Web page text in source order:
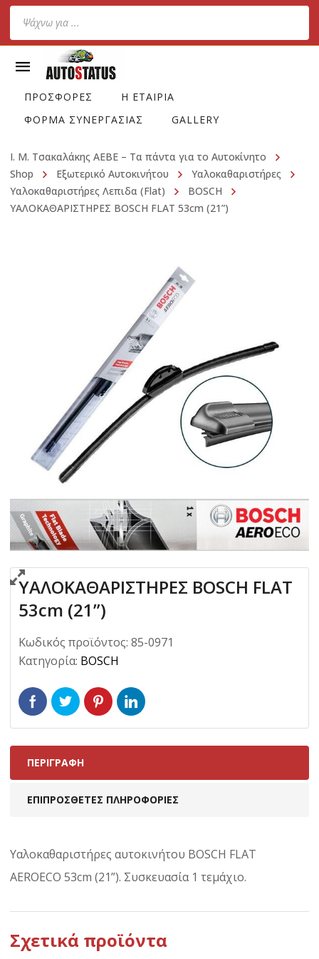
Products
search
ΠΡΟΣΦΟΡΕΣ
Η ΕΤΑΙΡΙΑ
ΦΟΡΜΑ ΣΥΝΕΡΓΑΣΙΑΣ
GALLERY
Ι. Μ. Τσακαλάκης ΑΕΒΕ – Τα πάντα για το Αυτοκίνητο
Shop
Εξωτερικό Αυτοκινήτου
Υαλοκαθαριστήρες
Υαλοκαθαριστήρες Λεπιδα (Flat)
BOSCH
ΥΑΛΟΚΑΘΑΡΙΣΤΗΡΕΣ BOSCH FLAT 53cm (21”)
ΥΑΛΟΚΑΘΑΡΙΣΤΗΡΕΣ BOSCH FLAT
53cm (21”)
Κωδικός προϊόντος: 85-0971
Κατηγορία: BOSCH
ΠΕΡΙΓΡΑΦΉ
ΕΠΙΠΡΌΣΘΕΤΕΣ ΠΛΗΡΟΦΟΡΊΕΣ
Υαλοκαθαριστήρες αυτοκινήτου BOSCH FLAT
AEROECO 53cm (21”). Συσκευασία 1 τεμάχιο.
Σχετικά προϊόντα